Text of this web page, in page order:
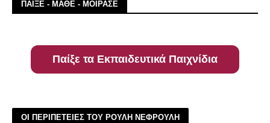
ΠΑΙΞΕ - ΜΑΘΕ - ΜΟΙΡΑΣΕ
Παίξε τα Εκπαιδευτικά Παιχνίδια
ΟΙ ΠΕΡΙΠΕΤΕΙΕΣ ΤΟΥ ΡΟΥΛΗ ΝΕΦΡΟΥΛΗ